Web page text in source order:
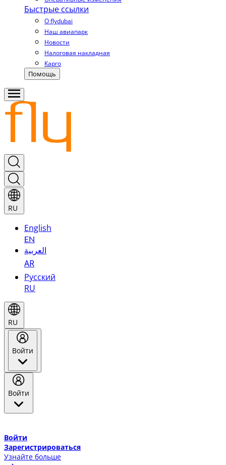
Быстрые ссылки
О flydubai
Наш авиапарк
Новости
Налоговая накладная
Карго
Помощь
RU
English
EN
العربية
AR
Русский
RU
RU
Войти
Войти
Войти
Зарегистрироваться
Узнайте больше